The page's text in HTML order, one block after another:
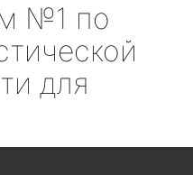
№1 по
для